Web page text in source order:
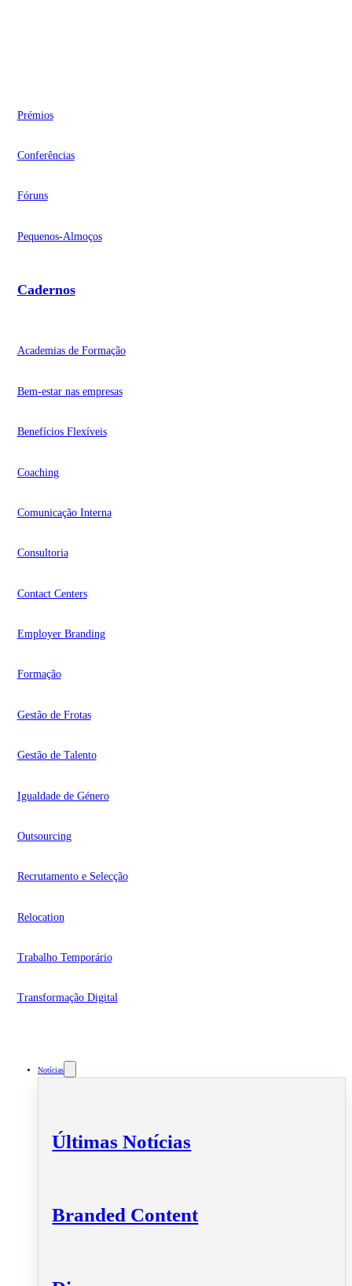
Prémios
Conferências
Fóruns
Pequenos-Almoços
Cadernos
Academias de Formação
Bem-estar nas empresas
Benefícios Flexíveis
Coaching
Comunicação Interna
Consultoria
Contact Centers
Employer Branding
Formação
Gestão de Frotas
Gestão de Talento
Igualdade de Género
Outsourcing
Recrutamento e Selecção
Relocation
Trabalho Temporário
Transformação Digital
Notícias
Últimas Notícias
Branded Content